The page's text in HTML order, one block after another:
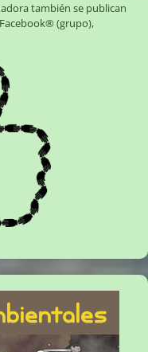
también se publican
Facebook® (grupo),